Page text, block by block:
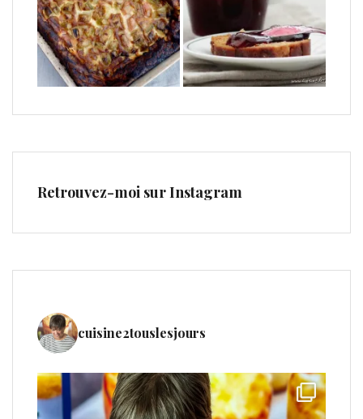
Retrouvez-moi sur Instagram
cuisine2touslesjours